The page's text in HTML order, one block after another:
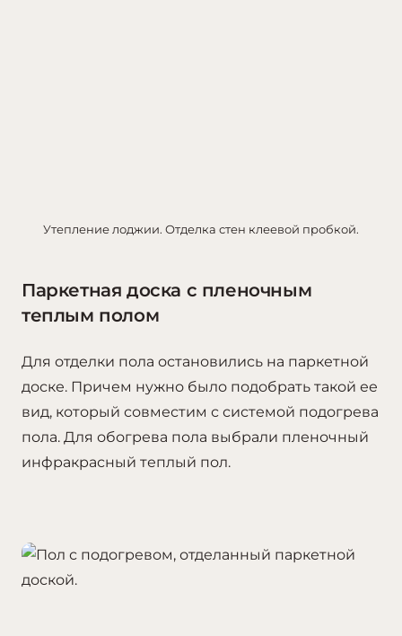
Утепление лоджии. Отделка стен клеевой пробкой.
Паркетная доска с пленочным
теплым полом
Для отделки пола остановились на паркетной
доске. Причем нужно было подобрать такой ее
вид, который совместим с системой подогрева
пола. Для обогрева пола выбрали пленочный
инфракрасный теплый пол.